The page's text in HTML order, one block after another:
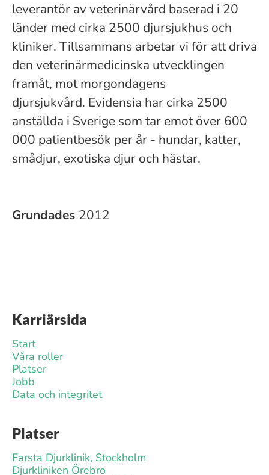
leverantör av veterinärvård baserad i 20
länder med cirka 2500 djursjukhus och
kliniker. Tillsammans arbetar vi för att driva
den veterinärmedicinska utvecklingen
framåt, mot morgondagens
djursjukvård. Evidensia har cirka 2500
anställda i Sverige som tar emot över 600
000 patientbesök per år - hundar, katter,
smådjur, exotiska djur och hästar.
Grundades 2012
Karriärsida
Start
Våra roller
Platser
Jobb
Data och integritet
Platser
Farsta Djurklinik, Stockholm
Djurkliniken Örebro